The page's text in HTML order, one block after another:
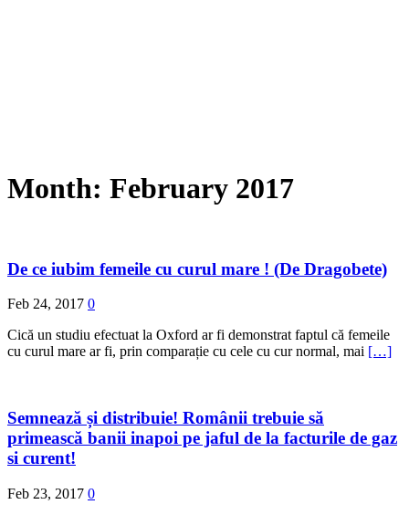
Month: February 2017
De ce iubim femeile cu curul mare ! (De Dragobete)
Feb 24, 2017 0
Cică un studiu efectuat la Oxford ar fi demonstrat faptul că femeile
cu curul mare ar fi, prin comparație cu cele cu cur normal, mai […]
Semnează și distribuie! Românii trebuie să
primească banii inapoi pe jaful de la facturile de gaz
si curent!
Feb 23, 2017 0